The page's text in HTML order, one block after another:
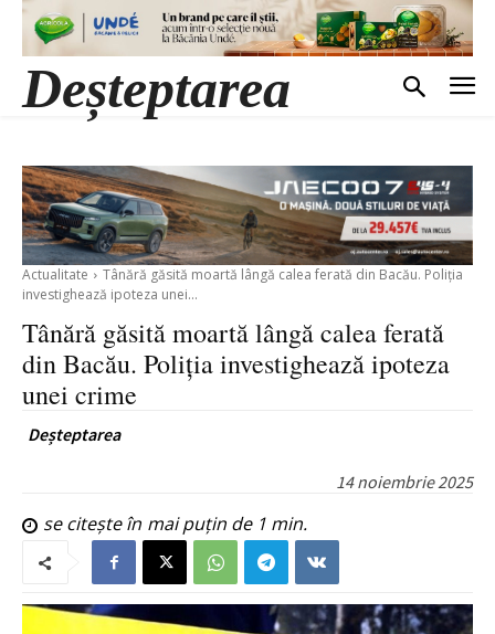
Deșteptarea
Actualitate
Tânără găsită moartă lângă calea ferată din Bacău. Poliția
investighează ipoteza unei...
Tânără găsită moartă lângă calea ferată
din Bacău. Poliția investighează ipoteza
unei crime
Deșteptarea
14 noiembrie 2025
se citește în mai puțin de 1 min.